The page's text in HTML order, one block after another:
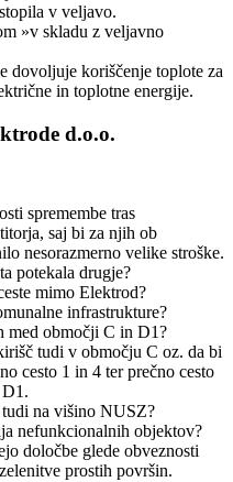
v veljavo.
»v skladu z veljavno
dovoljuje koriščenje toplote za
in toplotne energije.
d.o.o.
spremembe tras
saj bi za njih ob
nesorazmerno velike stroške.
potekala drugje?
mimo Elektrod?
infrastrukture?
med območji C in D1?
tudi v območju C oz. da bi
cesto 1 in 4 ter prečno cesto
na višino NUSZ?
nefunkcionalnih objektov?
določbe glede obveznosti
prostih površin.